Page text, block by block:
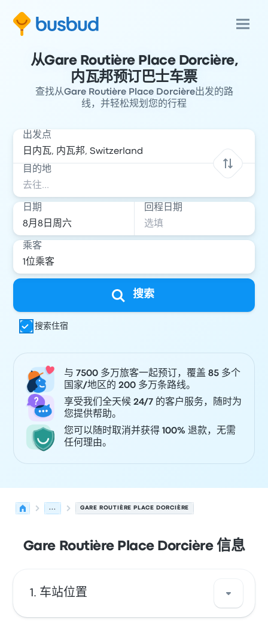
从Gare Routière Place Dorcière,
内瓦邦预订巴士车票
查找从Gare Routière Place Dorcière出发的路
线，并轻松规划您的行程
出发点
目的地
日期 回程日期
乘客
搜索
搜索住宿
与 7500 多万旅客一起预订，覆盖 85 多个
国家/地区的 200 多万条路线。
享受我们全天候 24/7 的客户服务，随时为
您提供帮助。
您可以随时取消并获得 100% 退款，无需
任何理由。
... GARE ROUTIÈRE PLACE DORCIÈRE
Gare Routière Place Dorcière 信息
车站位置